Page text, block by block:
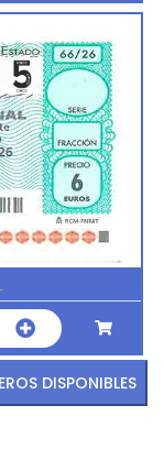
LOS NÚMEROS DISPONIBLES